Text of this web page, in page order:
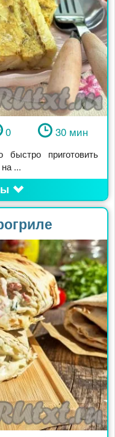
0 30 мин
приготовить
...